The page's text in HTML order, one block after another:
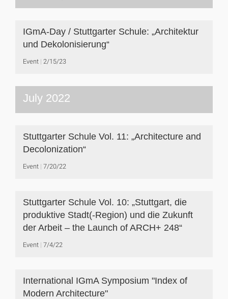
IGmA-Day / Stuttgarter Schule: „Architektur
und Dekolonisierung“
Event 2/15/23
July 2022
Stuttgarter Schule Vol. 11: „Architecture and
Decolonization“
Event 7/20/22
Stuttgarter Schule Vol. 10: „Stuttgart, die
produktive Stadt(-Region) und die Zukunft
der Arbeit – the Launch of ARCH+ 248“
Event 7/4/22
International IGmA Symposium "Index of
Modern Architecture"